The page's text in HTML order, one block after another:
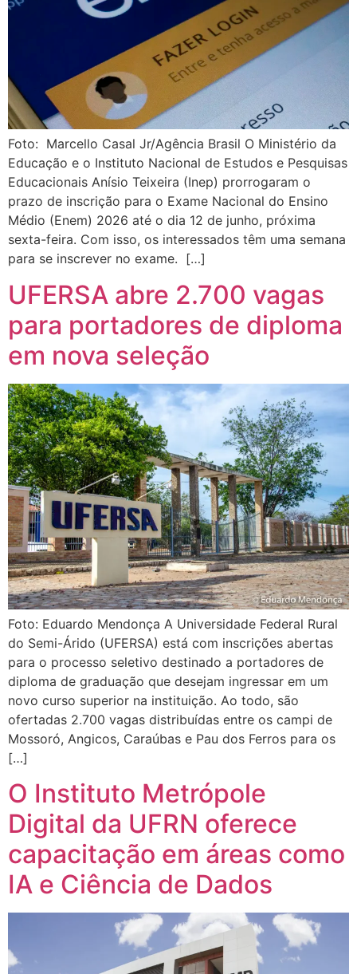
Foto: Marcello Casal Jr/Agência Brasil O Ministério da
Educação e o Instituto Nacional de Estudos e Pesquisas
Educacionais Anísio Teixeira (Inep) prorrogaram o
prazo de inscrição para o Exame Nacional do Ensino
Médio (Enem) 2026 até o dia 12 de junho, próxima
sexta-feira. Com isso, os interessados têm uma semana
para se inscrever no exame. […]
UFERSA abre 2.700 vagas
para portadores de diploma
em nova seleção
Foto: Eduardo Mendonça A Universidade Federal Rural
do Semi-Árido (UFERSA) está com inscrições abertas
para o processo seletivo destinado a portadores de
diploma de graduação que desejam ingressar em um
novo curso superior na instituição. Ao todo, são
ofertadas 2.700 vagas distribuídas entre os campi de
Mossoró, Angicos, Caraúbas e Pau dos Ferros para os
[…]
O Instituto Metrópole
Digital da UFRN oferece
capacitação em áreas como
IA e Ciência de Dados